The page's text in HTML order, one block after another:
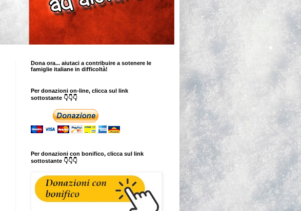
Dona ora... aiutaci a contribuire a sotenere le
famiglie italiane in difficoltà!
Per donazioni on-line, clicca sul link
sottostante 👇👇👇
Per donazioni con bonifico, clicca sul link
sottostante 👇👇👇